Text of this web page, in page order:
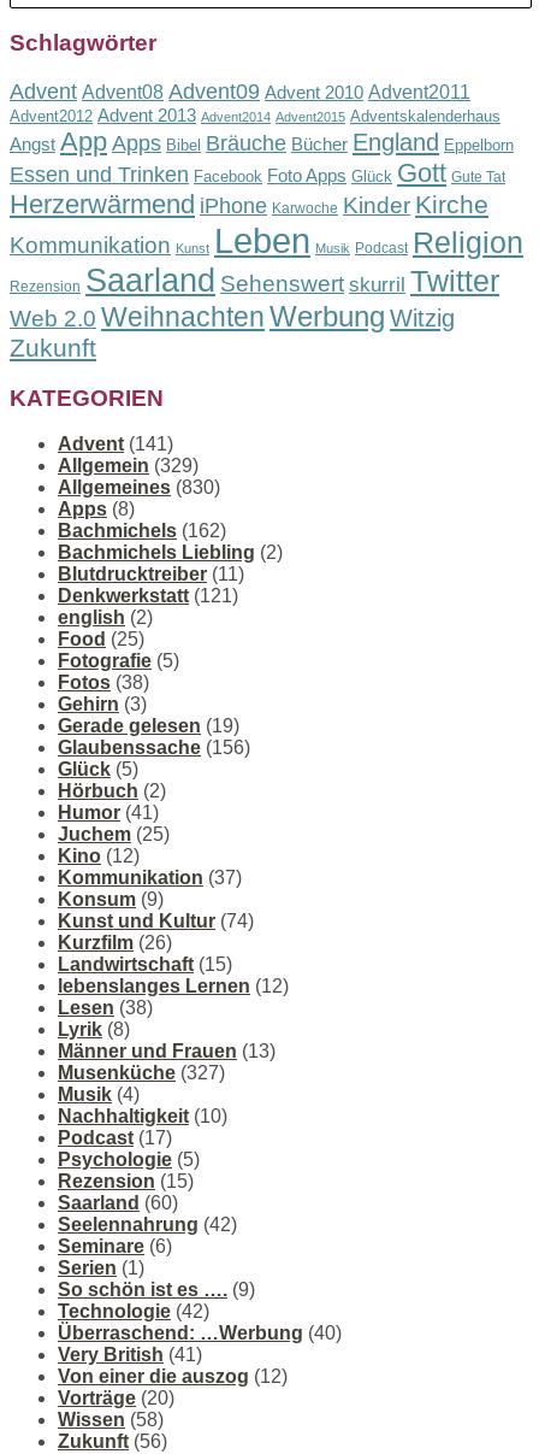
Schlagwörter
Advent Advent08 Advent09 Advent 2010 Advent2011
Advent2012 Advent 2013 Advent2014 Advent2015 Adventskalenderhaus
Angst App Apps Bibel Bräuche Bücher England Eppelborn
Essen und Trinken Facebook Foto Apps Glück Gott Gute Tat
Herzerwärmend iPhone Karwoche Kinder Kirche
Kommunikation Kunst Leben Musik Podcast Religion
Rezension Saarland Sehenswert skurril Twitter
Web 2.0 WeihnachtenWerbung Witzig
Zukunft
KATEGORIEN
Advent (141)
Allgemein (329)
Allgemeines (830)
Apps (8)
Bachmichels (162)
Bachmichels Liebling (2)
Blutdrucktreiber (11)
Denkwerkstatt (121)
english (2)
Food (25)
Fotografie (5)
Fotos (38)
Gehirn (3)
Gerade gelesen (19)
Glaubenssache (156)
Glück (5)
Hörbuch (2)
Humor (41)
Juchem (25)
Kino (12)
Kommunikation (37)
Konsum (9)
Kunst und Kultur (74)
Kurzfilm (26)
Landwirtschaft (15)
lebenslanges Lernen (12)
Lesen (38)
Lyrik (8)
Männer und Frauen (13)
Musenküche (327)
Musik (4)
Nachhaltigkeit (10)
Podcast (17)
Psychologie (5)
Rezension (15)
Saarland (60)
Seelennahrung (42)
Seminare (6)
Serien (1)
So schön ist es …. (9)
Technologie (42)
Überraschend: …Werbung (40)
Very British (41)
Von einer die auszog (12)
Vorträge (20)
Wissen (58)
Zukunft (56)